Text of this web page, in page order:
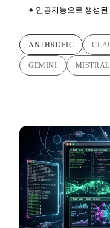
인공지능으로 생성된
ANTHROPIC
GEMINI MISTRAL